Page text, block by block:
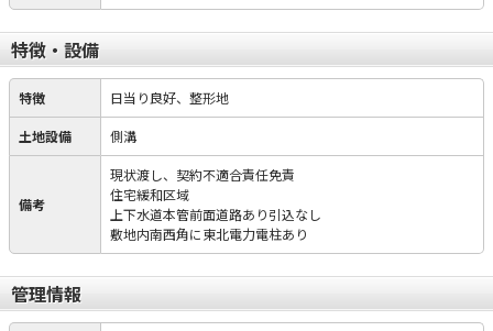
特徴・設備
特徴 日当り良好、整形地
土地設備 側溝
備考
現状渡し、契約不適合責任免責
住宅緩和区域
上下水道本管前面道路あり引込なし
敷地内南西角に東北電力電柱あり
管理情報